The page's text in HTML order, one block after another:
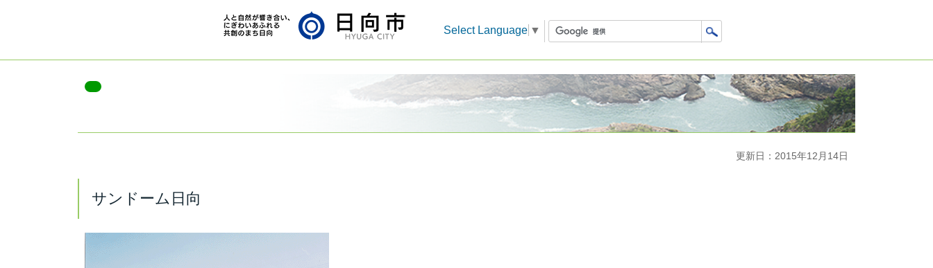
Select Language ▼
更新日：2015年12月14日
サンドーム日向